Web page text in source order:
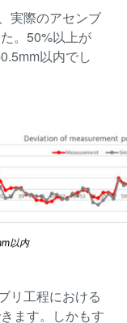
実際のアセンブ
。50%以上が
以内でし
以内
リ工程における
ます。しかもす